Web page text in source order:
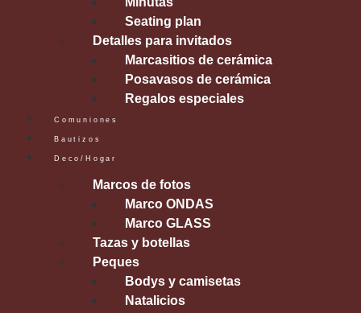
Seating plan
Detalles para invitados
Marcasitios de cerámica
Posavasos de cerámica
Regalos especiales
Comuniones
Bautizos
Deco/Hogar
Marcos de fotos
Marco ONDAS
Marco GLASS
Tazas y botellas
Peques
Bodys y camisetas
Natalicios